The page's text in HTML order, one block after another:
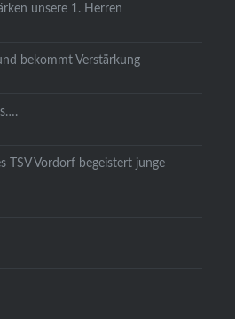
unsere 1. Herren
bekommt Verstärkung
TSV Vordorf begeistert junge